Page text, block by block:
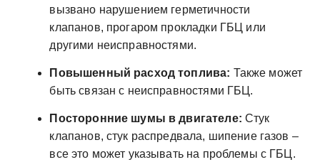
вызвано нарушением герметичности
клапанов, прогаром прокладки ГБЦ или
другими неисправностями.
Повышенный расход топлива: Также может
быть связан с неисправностями ГБЦ.
Посторонние шумы в двигателе: Стук
клапанов, стук распредвала, шипение газов –
все это может указывать на проблемы с ГБЦ.